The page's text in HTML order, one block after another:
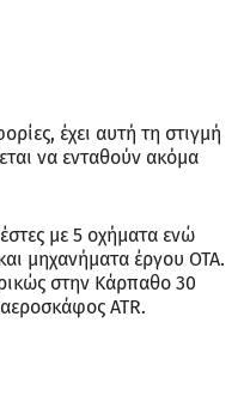
έχει αυτή τη στιγμή
να ενταθούν ακόμα
με 5 οχήματα ενώ
μηχανήματα έργου ΟΤΑ.
στην Κάρπαθο 30
ATR.